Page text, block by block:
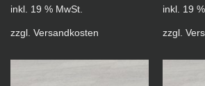
inkl. 19 % MwSt.
zzgl. Versandkosten
inkl. 19
zzgl.